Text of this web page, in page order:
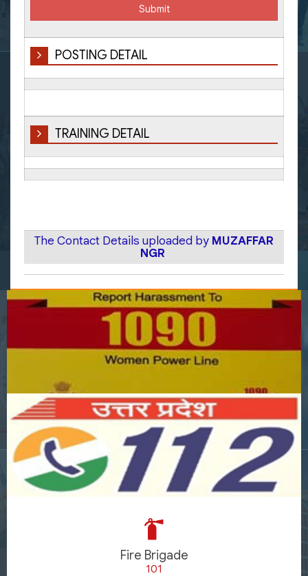
POSTING DETAIL
TRAINING DETAIL
The Contact Details uploaded by MUZAFFAR
NGR
Fire Brigade
101